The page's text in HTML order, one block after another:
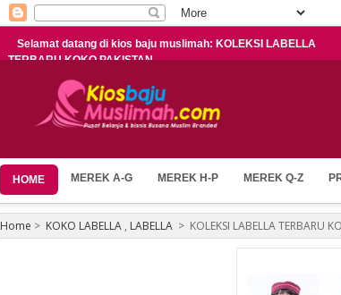
Selamat datang di kios baju muslimah: KOLEKSI LABELLA
TERBARU KOKO PAKISTAN
HOME MEREK A-G MEREK H-P MEREK Q-Z
Home > KOKO LABELLA , LABELLA > KOLEKSI LABELLA TERBARU